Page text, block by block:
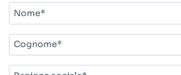
Nome*
Cognome*
Ragione